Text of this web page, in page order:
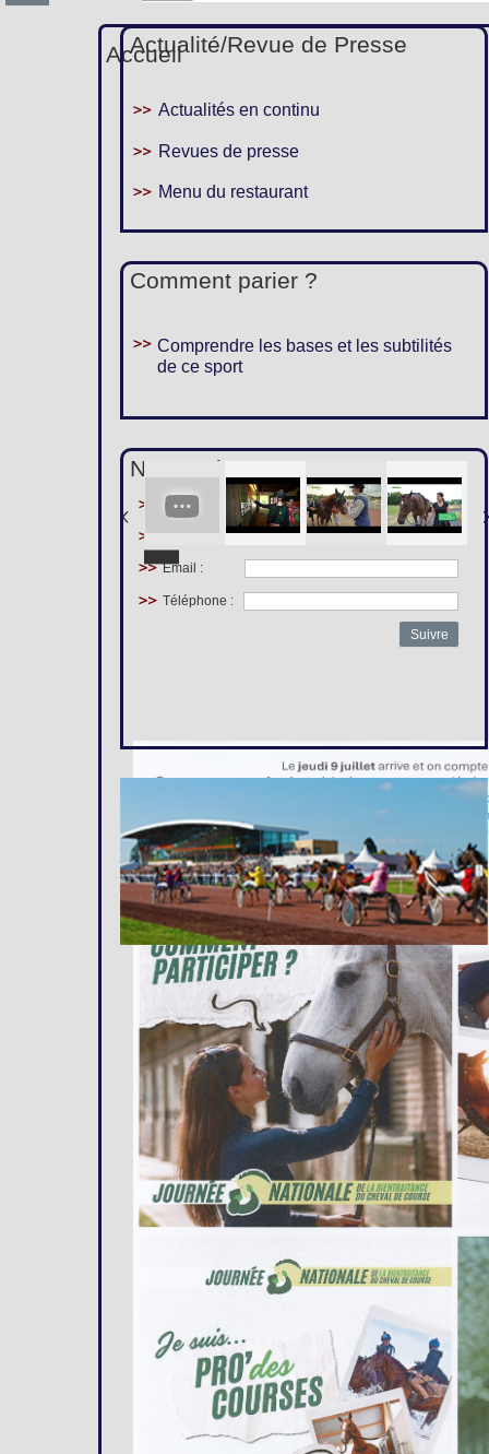
Accueil
Actualité/Revue de Presse
Actualités en continu
Revues de presse
Menu du restaurant
Comment parier ?
Comprendre les bases et les subtilités
de ce sport
Nous suivre :
Prénom :
Nom :
Email :
Téléphone :
Suivre